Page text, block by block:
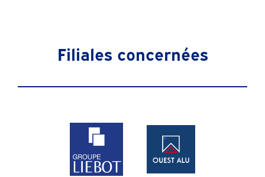
Filiales concernées